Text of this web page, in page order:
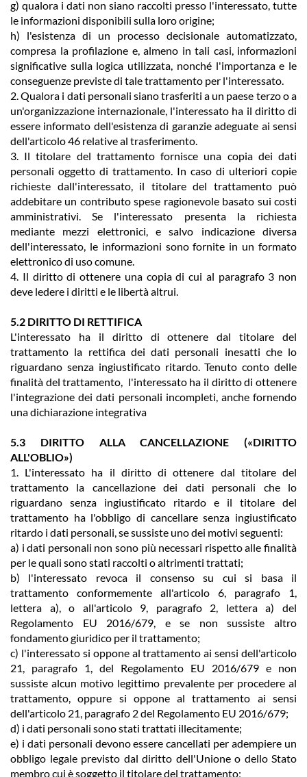
g) qualora i dati non siano raccolti presso l'interessato, tutte
le informazioni disponibili sulla loro origine;
h) l'esistenza di un processo decisionale automatizzato,
compresa la profilazione e, almeno in tali casi, informazioni
significative sulla logica utilizzata, nonché l'importanza e le
conseguenze previste di tale trattamento per l'interessato.
2. Qualora i dati personali siano trasferiti a un paese terzo o a
un'organizzazione internazionale, l'interessato ha il diritto di
essere informato dell'esistenza di garanzie adeguate ai sensi
dell'articolo 46 relative al trasferimento.
3. Il titolare del trattamento fornisce una copia dei dati
personali oggetto di trattamento. In caso di ulteriori copie
richieste dall'interessato, il titolare del trattamento può
addebitare un contributo spese ragionevole basato sui costi
amministrativi. Se l'interessato presenta la richiesta
mediante mezzi elettronici, e salvo indicazione diversa
dell'interessato, le informazioni sono fornite in un formato
elettronico di uso comune.
4. Il diritto di ottenere una copia di cui al paragrafo 3 non
deve ledere i diritti e le libertà altrui.
5.2 DIRITTO DI RETTIFICA
L'interessato ha il diritto di ottenere dal titolare del
trattamento la rettifica dei dati personali inesatti che lo
riguardano senza ingiustificato ritardo. Tenuto conto delle
finalità del trattamento, l'interessato ha il diritto di ottenere
l'integrazione dei dati personali incompleti, anche fornendo
una dichiarazione integrativa
5.3 DIRITTO ALLA CANCELLAZIONE («DIRITTO
ALL'OBLIO»)
1. L'interessato ha il diritto di ottenere dal titolare del
trattamento la cancellazione dei dati personali che lo
riguardano senza ingiustificato ritardo e il titolare del
trattamento ha l'obbligo di cancellare senza ingiustificato
ritardo i dati personali, se sussiste uno dei motivi seguenti:
a) i dati personali non sono più necessari rispetto alle finalità
per le quali sono stati raccolti o altrimenti trattati;
b) l'interessato revoca il consenso su cui si basa il
trattamento conformemente all'articolo 6, paragrafo 1,
lettera a), o all'articolo 9, paragrafo 2, lettera a) del
Regolamento EU 2016/679, e se non sussiste altro
fondamento giuridico per il trattamento;
c) l'interessato si oppone al trattamento ai sensi dell'articolo
21, paragrafo 1, del Regolamento EU 2016/679 e non
sussiste alcun motivo legittimo prevalente per procedere al
trattamento, oppure si oppone al trattamento ai sensi
dell'articolo 21, paragrafo 2 del Regolamento EU 2016/679;
d) i dati personali sono stati trattati illecitamente;
e) i dati personali devono essere cancellati per adempiere un
obbligo legale previsto dal diritto dell'Unione o dello Stato
membro cui è soggetto il titolare del trattamento;